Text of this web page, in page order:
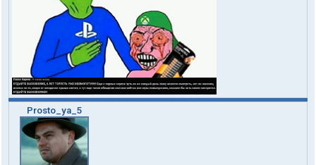
Prosto_ya_5